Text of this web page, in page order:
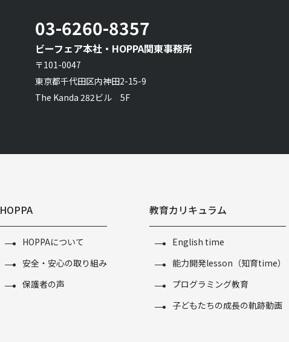
03-6260-8357
ビーフェア本社・HOPPA関東事務所
〒101-0047
東京都千代田区内神田2-15-9
The Kanda 282ビル 5F
HOPPA
HOPPAについて
安全・安心の取り組み
保護者の声
教育カリキュラム
English time
能力開発lesson（知育time）
プログラミング教育
子どもたちの成長の軌跡動画